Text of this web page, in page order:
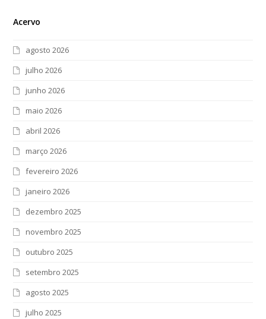
Acervo
agosto 2026
julho 2026
junho 2026
maio 2026
abril 2026
março 2026
fevereiro 2026
janeiro 2026
dezembro 2025
novembro 2025
outubro 2025
setembro 2025
agosto 2025
julho 2025